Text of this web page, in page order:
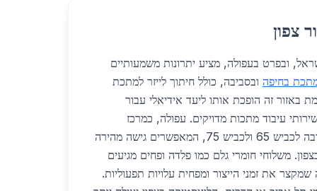
צפון
בישראל, ובפרט בעפולה, מציע יתרונות משמעותיים
בחיפה ובסביבה, כולל חיתוך לייזר למתכת
באזור זה הופכת אותו ליעד אידיאלי עבור
עיבוד מתכות מדויקים. עפולה, כמרכז
תעשייתי מתפתח, נהנית מקרבה לכביש 65 ולכביש 75, המאפשרים גישה מהירה
משלוחי חומרי גלם כמו פלדה ופחים מגיעים
מה שמקצר את זמני הייצור ומפחית עלויות תפעוליות.